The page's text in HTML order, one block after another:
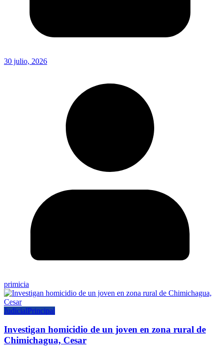
30 julio, 2026
primicia
JudicialPrincipal
Investigan homicidio de un joven en zona rural de
Chimichagua, Cesar